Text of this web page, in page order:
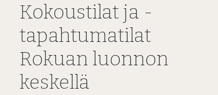
Kokoustilat ja -
tapahtumatilat
Rokuan luonnon
keskellä